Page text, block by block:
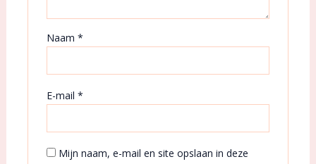
Naam*
E-mail*
Mijn naam, e-mail en site opslaan in deze